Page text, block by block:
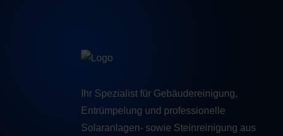
Ihr Spezialist für Gebäudereinigung,
Entrümpelung und professionelle
Solaranlagen- sowie Steinreinigung aus